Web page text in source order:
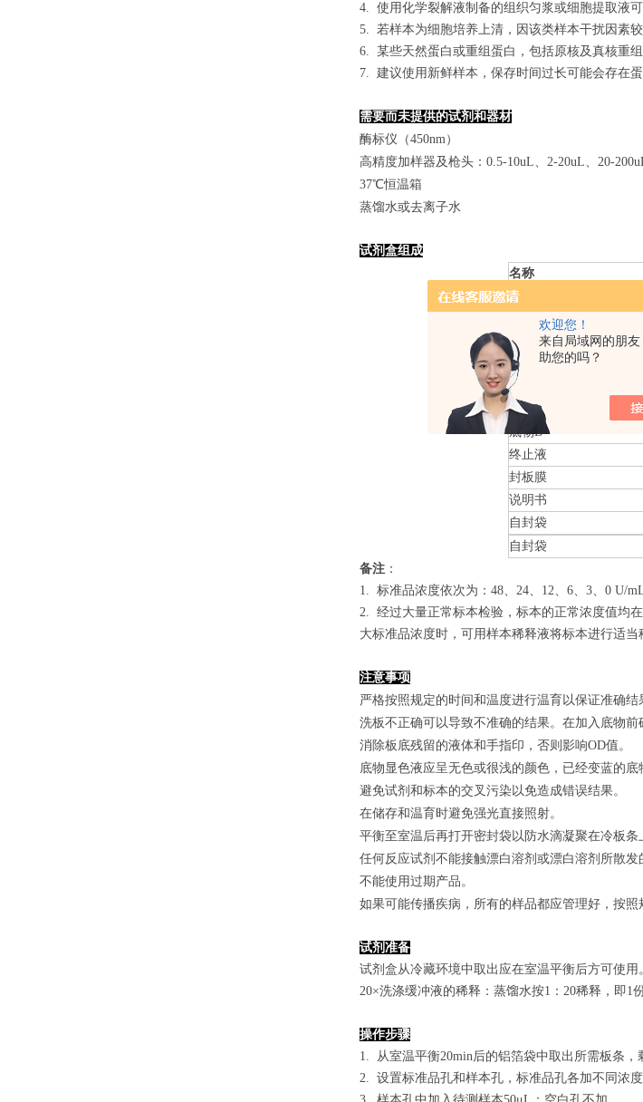
欢迎您！
来自局域网的朋
助您的吗？
4. 使用化学裂解液制备的组织匀浆或细胞提取液
5. 若样本为细胞培养上清，因该类样本干扰因素
6. 某些天然蛋白或重组蛋白，包括原核及真核重
7. 建议使用新鲜样本，保存时间过长可能会存在
需要而未提供的试剂和器材
酶标仪（450nm）
高精度加样器及枪头：0.5-10uL、2-20uL、20-
37℃恒温箱
蒸馏水或去离子水
试剂盒组成
名称
微孔酶标板
标准品
样本稀释液
检测抗体-HRP
20×洗涤缓冲液
底物A
底物B
终止液
封板膜
说明书
自封袋
自封袋
备注 ：
1. 标准品浓度依次为：48、24、12、6、3、0 U/
2. 经过大量正常标本检验，标本的正常浓度值均
大标准品浓度时，可用样本稀释液将标本进行适当
注意事项
严格按照规定的时间和温度进行温育以保证准确
洗板不正确可以导致不准确的结果。在加入底物
消除板底残留的液体和手指印，否则影响OD值。
底物显色液应呈无色或很浅的颜色，已经变蓝的底
避免试剂和标本的交叉污染以免造成错误结果。
在储存和温育时避免强光直接照射。
平衡至室温后再打开密封袋以防水滴凝聚在冷板条
任何反应试剂不能接触漂白溶剂或漂白溶剂所散
不能使用过期产品。
如果可能传播疾病，所有的样品都应管理好，按照
试剂准备
试剂盒从冷藏环境中取出应在室温平衡后方可使用
20×洗涤缓冲液的稀释：蒸馏水按1：20稀释，即1
操作步骤
1. 从室温平衡20min后的铝箔袋中取出所需板条，
2. 设置标准品孔和样本孔，标准品孔各加不同浓度